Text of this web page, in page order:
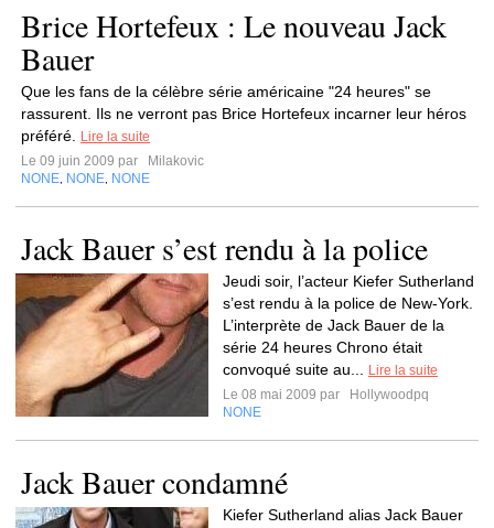
Brice Hortefeux : Le nouveau Jack
Bauer
Que les fans de la célèbre série américaine "24 heures" se
rassurent. Ils ne verront pas Brice Hortefeux incarner leur héros
préféré.
Lire la suite
Le 09 juin 2009 par
Milakovic
NONE NONE NONE
Jack Bauer s’est rendu à la police
Jeudi soir, l’acteur Kiefer Sutherland
s’est rendu à la police de New-York.
L’interprète de Jack Bauer de la
série 24 heures Chrono était
convoqué suite au...
Lire la suite
Le 08 mai 2009 par
Hollywoodpq
NONE
Jack Bauer condamné
Kiefer Sutherland alias Jack Bauer